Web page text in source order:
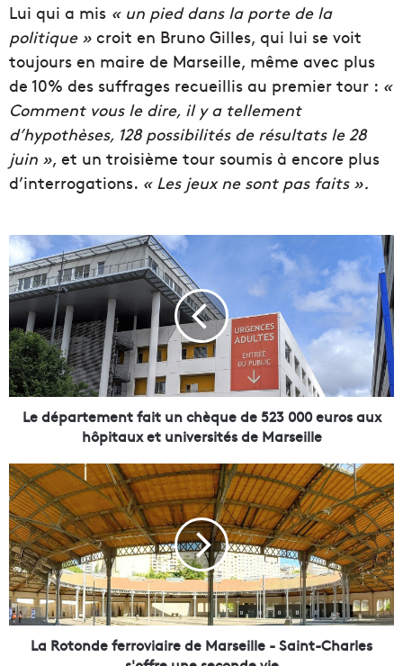
Lui qui a mis « un pied dans la porte de la
politique » croit en Bruno Gilles, qui lui se voit
toujours en maire de Marseille, même avec plus
de 10% des suffrages recueillis au premier tour : «
Comment vous le dire, il y a tellement
d’hypothèses, 128 possibilités de résultats le 28
juin », et un troisième tour soumis à encore plus
d’interrogations. « Les jeux ne sont pas faits ».
L
e
d
é
p
a
r
t
e
t
f
a
i
t
u
n
c
h
Le département fait un chèque de 523 000 euros aux
hôpitaux et universités de Marseille
L
a
R
o
t
o
n
d
e
La Rotonde ferroviaire de Marseille - Saint-Charles